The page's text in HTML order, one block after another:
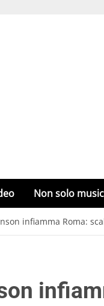
Non solo
infiamma Roma: